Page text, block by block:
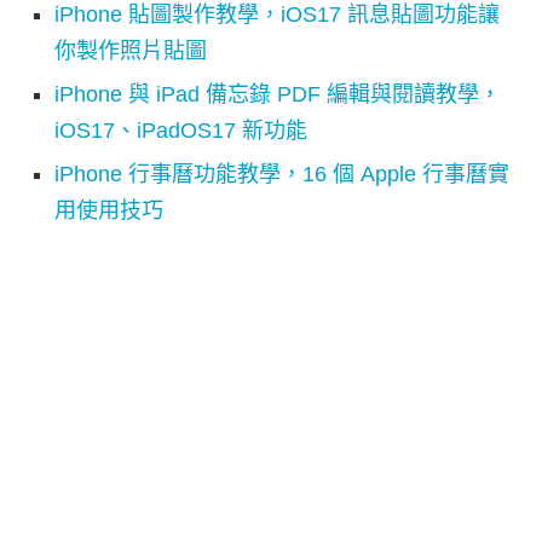
iPhone 貼圖製作教學，iOS17 訊息貼圖功能讓
你製作照片貼圖
iPhone 與 iPad 備忘錄 PDF 編輯與閱讀教學，
iOS17、iPadOS17 新功能
iPhone 行事曆功能教學，16 個 Apple 行事曆實
用使用技巧